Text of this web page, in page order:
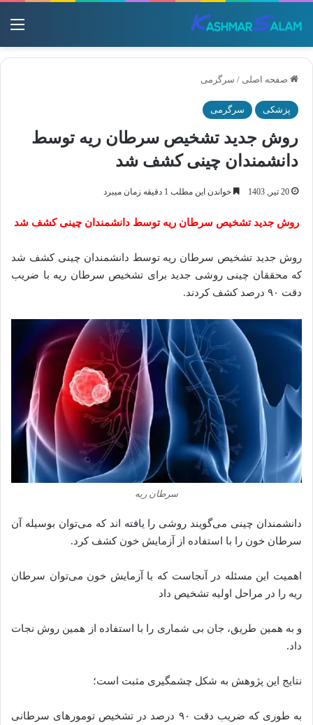
صفحه اصلی / سرگرمی
پزشکی سرگرمی
روش جدید تشخیص سرطان ریه توسط
دانشمندان چینی کشف شد
20 تیر, 1403 خواندن این مطلب 1 دقیقه زمان میبرد
روش جدید تشخیص سرطان ریه توسط دانشمندان چینی کشف شد
روش جدید تشخیص سرطان ریه توسط دانشمندان چینی کشف شد
که محققان چینی روشی جدید برای تشخیص سرطان ریه با ضریب
دقت ۹۰ درصد کشف کردند.
سرطان ریه
دانشمندان چینی می‌گویند روشی را یافته اند که می‌توان بوسیله آن
سرطان خون را با استفاده از آزمایش خون کشف کرد.
اهمیت این مسئله در آنجاست که با آزمایش خون می‌توان سرطان
ریه را در مراحل اولیه تشخیص داد
و به همین طریق، جان‌ بی شماری را با استفاده از همین روش نجات
داد.
نتایج این پژوهش به شکل چشمگیری مثبت است؛
به طوری که ضریب دقت ۹۰ درصد در تشخیص تومور‌های سرطانی